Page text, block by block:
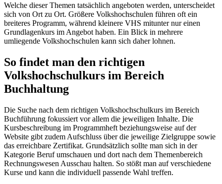
Welche dieser Themen tatsächlich angeboten werden, unterscheidet
sich von Ort zu Ort. Größere Volkshochschulen führen oft ein
breiteres Programm, während kleinere VHS mitunter nur einen
Grundlagenkurs im Angebot haben. Ein Blick in mehrere
umliegende Volkshochschulen kann sich daher lohnen.
So findet man den richtigen
Volkshochschulkurs im Bereich
Buchhaltung
Die Suche nach dem richtigen Volkshochschulkurs im Bereich
Buchführung fokussiert vor allem die jeweiligen Inhalte. Die
Kursbeschreibung im Programmheft beziehungsweise auf der
Website gibt zudem Aufschluss über die jeweilige Zielgruppe sowie
das erreichbare Zertifikat. Grundsätzlich sollte man sich in der
Kategorie Beruf umschauen und dort nach dem Themenbereich
Rechnungswesen Ausschau halten. So stößt man auf verschiedene
Kurse und kann die individuell passende Wahl treffen.